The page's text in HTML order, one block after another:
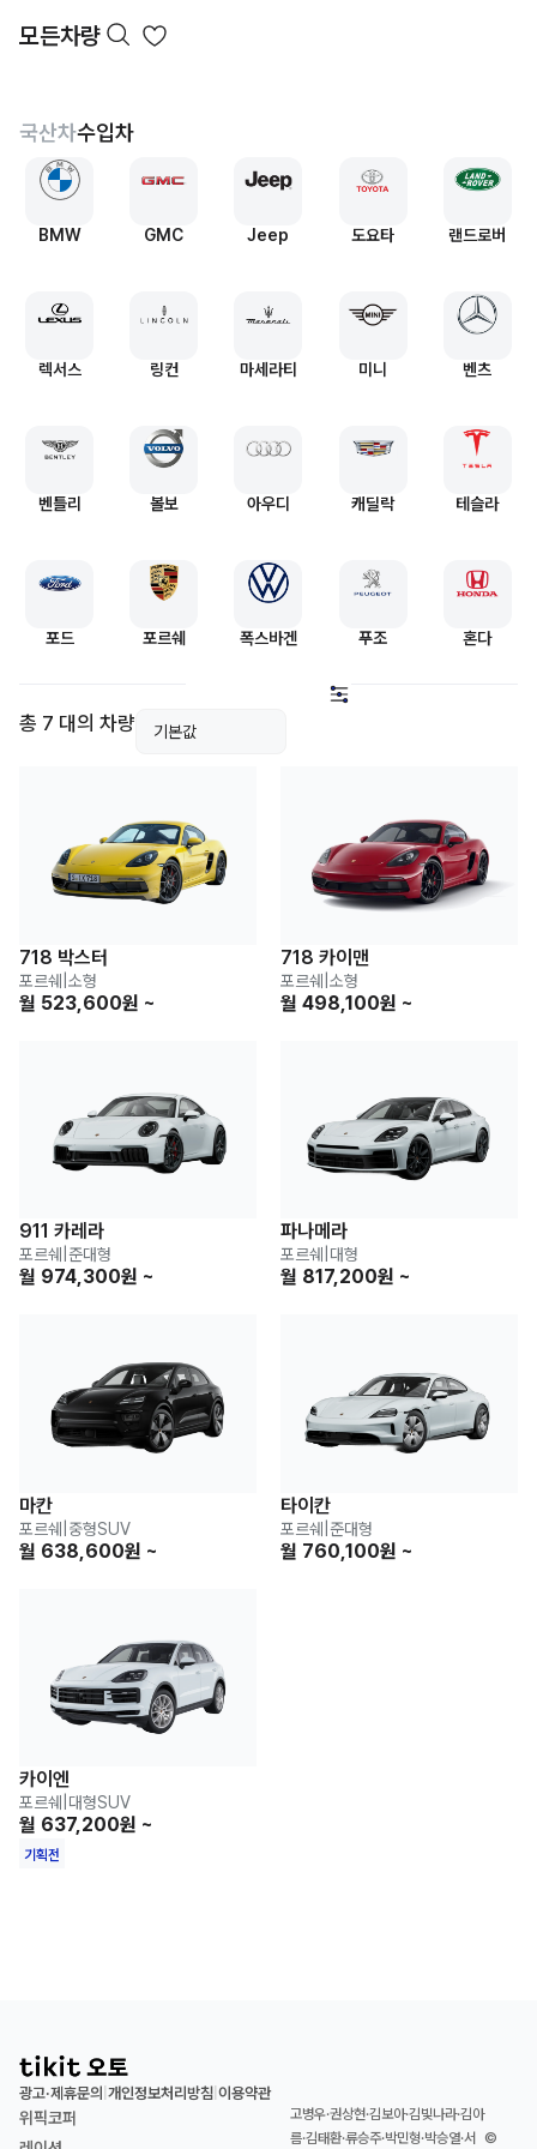
모든차량
국산차수입차
BMW GMC Jeep 도요타 랜드로버
렉서스 링컨 마세라티 미니 벤츠
벤틀리 볼보 아우디 캐딜락 테슬라
포드 포르쉐 폭스바겐 푸조 혼다
총 7 대의 차량
718 박스터
포르쉐 소형
월 523,600원 ~
718 카이맨
포르쉐 소형
월 498,100원 ~
911 카레라
포르쉐 준대형
월 974,300원 ~
파나메라
포르쉐 대형
월 817,200원 ~
마칸
포르쉐 중형SUV
월 638,600원 ~
타이칸
포르쉐 준대형
월 760,100원 ~
카이엔
포르쉐 대형SUV
월 637,200원 ~
기획전
광고·제휴문의 개인정보처리방침 이용약관
위픽코퍼
고병우·권상현·김보아·김빛나라·김아
름·김태환·류승주·박민형·박승열·서
©